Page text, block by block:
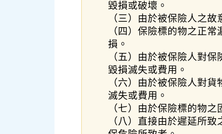
毀損或破壞。
（三）由於被保險人之
（四）保險標的物之正
損。
（五）由於被保險人對
毀損滅失或費用。
（六）由於被保險人對
滅失或費用。
（七）由於保險標的物
（八）直接由於遲延所